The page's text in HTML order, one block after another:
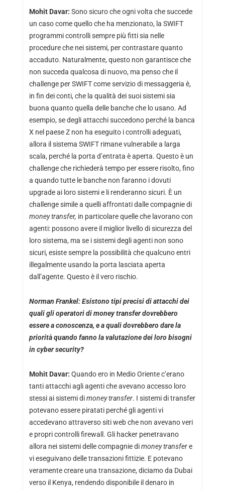
Mohit Davar: Sono sicuro che ogni volta che succede
un caso come quello che ha menzionato, la SWIFT
programmi controlli sempre più fitti sia nelle
procedure che nei sistemi, per contrastare quanto
accaduto. Naturalmente, questo non garantisce che
non succeda qualcosa di nuovo, ma penso che il
challenge per SWIFT come servizio di messaggeria è,
in fin dei conti, che la qualità dei suoi sistemi sia
buona quanto quella delle banche che lo usano. Ad
esempio, se degli attacchi succedono perché la banca
X nel paese Z non ha eseguito i controlli adeguati,
allora il sistema SWIFT rimane vulnerabile a larga
scala, perché la porta d’entrata è aperta. Questo è un
challenge che richiederà tempo per essere risolto, fino
a quando tutte le banche non faranno i dovuti
upgrade ai loro sistemi e li renderanno sicuri. È un
challenge simile a quelli affrontati dalle compagnie di
money transfer, in particolare quelle che lavorano con
agenti: possono avere il miglior livello di sicurezza del
loro sistema, ma se i sistemi degli agenti non sono
sicuri, esiste sempre la possibilità che qualcuno entri
illegalmente usando la porta lasciata aperta
dall’agente. Questo è il vero rischio.
Norman Frankel: Esistono tipi precisi di attacchi dei
quali gli operatori di money transfer dovrebbero
essere a conoscenza, e a quali dovrebbero dare la
priorità quando fanno la valutazione dei loro bisogni
in cyber security?
Mohit Davar: Quando ero in Medio Oriente c’erano
tanti attacchi agli agenti che avevano accesso loro
stessi ai sistemi dimoney transfer. I sistemi di transfer
potevano essere piratati perché gli agenti vi
accedevano attraverso siti web che non avevano veri
e propri controlli firewall. Gli hacker penetravano
allora nei sistemi delle compagnie dimoney transfere
vi eseguivano delle transazioni fittizie. E potevano
veramente creare una transazione, diciamo da Dubai
verso il Kenya, rendendo disponibile il denaro in